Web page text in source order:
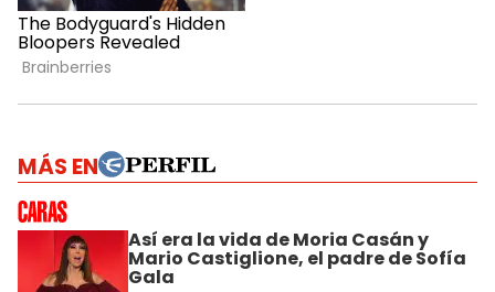
MÁS EN
Así era la vida de Moria Casán y
Mario Castiglione, el padre de Sofía
Gala